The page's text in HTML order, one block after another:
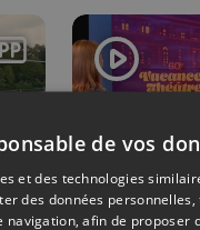
de vos
et des technologies
des données personnelles,
afin de proposer